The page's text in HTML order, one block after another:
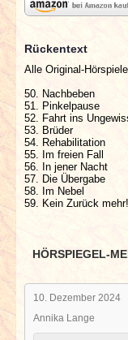
Rückentext
Alle Original-
50. Nachbeben
51. Pinkelpause
52. Fahrt ins
53. Brüder
54. Rehabilitation
55. Im freien Fall
56. In jener Nacht
57. Die Übergabe
58. Im Nebel
59. Kein Zurück mehr!
HÖRSPIEGEL-
10. Dezember 2024
Annika Lange